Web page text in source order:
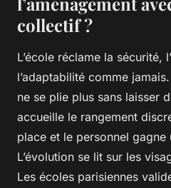
collectif ?
L’école réclame la sécurité,
l’adaptabilité comme
ne se plie plus sans laisser
accueille le rangement
place et le personnel
L’évolution se lit sur les
Les écoles parisiennes